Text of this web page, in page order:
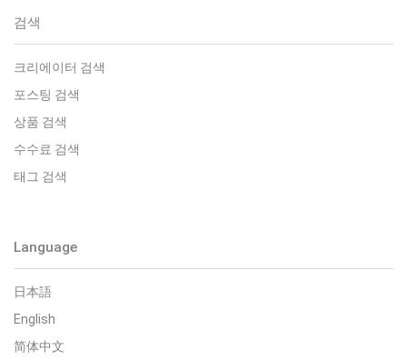
검색
크리에이터 검색
포스팅 검색
상품 검색
수수료 검색
태그 검색
Language
日本語
English
简体中文